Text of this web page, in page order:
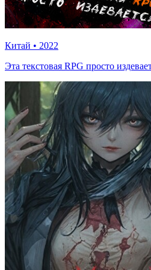
Китай • 2022
Эта текстовая RPG просто